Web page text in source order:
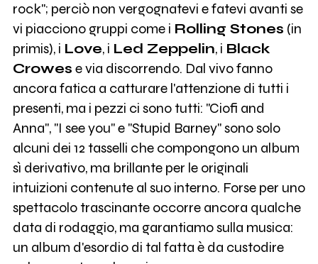
rock"; perciò non vergognatevi e fatevi avanti se
vi piacciono gruppi come i Rolling Stones (in
primis), i Love, i Led Zeppelin, i Black
Crowes e via discorrendo. Dal vivo fanno
ancora fatica a catturare l'attenzione di tutti i
presenti, ma i pezzi ci sono tutti: "Ciofi and
Anna", "I see you" e "Stupid Barney" sono solo
alcuni dei 12 tasselli che compongono un album
sì derivativo, ma brillante per le originali
intuizioni contenute al suo interno. Forse per uno
spettacolo trascinante occorre ancora qualche
data di rodaggio, ma garantiamo sulla musica:
un album d'esordio di tal fatta è da custodire